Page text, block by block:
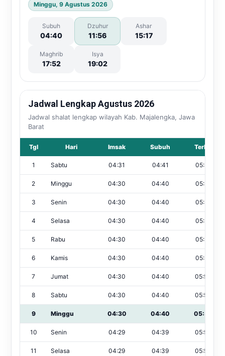
Minggu, 9 Agustus 2026
Subuh
04:40
Dzuhur
11:56
Ashar
15:17
Maghrib
17:52
Isya
19:02
Jadwal Lengkap Agustus 2026
Jadwal shalat lengkap wilayah Kab. Majalengka, Jawa
Barat
Tgl Hari Imsak Subuh Terbit
1 Sabtu 04:31 04:41 05:56
2 Minggu 04:30 04:40 05:56
3 Senin 04:30 04:40 05:55
4 Selasa 04:30 04:40 05:55
5 Rabu 04:30 04:40 05:55
6 Kamis 04:30 04:40 05:55
7 Jumat 04:30 04:40 05:54
8 Sabtu 04:30 04:40 05:54
9 Minggu 04:30 04:40 05:54
10 Senin 04:29 04:39 05:54
11 Selasa 04:29 04:39 05:53